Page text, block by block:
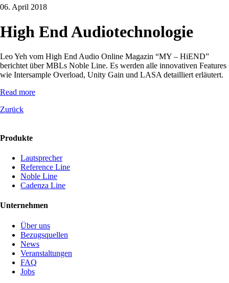
06. April 2018
High End Audiotechnologie
Leo Yeh vom High End Audio Online Magazin “MY – HiEND”
berichtet über MBLs Noble Line. Es werden alle innovativen Features
wie Intersample Overload, Unity Gain und LASA detailliert erläutert.
Read more
Zurück
Produkte
Lautsprecher
Reference Line
Noble Line
Cadenza Line
Unternehmen
Über uns
Bezugsquellen
News
Veranstaltungen
FAQ
Jobs